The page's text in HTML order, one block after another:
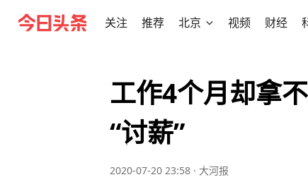
关注 推荐 北京 视频 财经
工作4个月却拿
“讨薪”
2020-07-20 23:58 · 大河报